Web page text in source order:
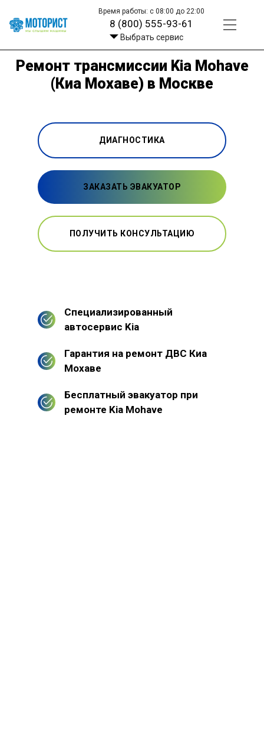
Время работы: с 08:00 до 22:00
8 (800) 555-93-61
Выбрать сервис
Ремонт трансмиссии Kia Mohave
(Киа Мохаве) в Москве
ДИАГНОСТИКА
ЗАКАЗАТЬ ЭВАКУАТОР
ПОЛУЧИТЬ КОНСУЛЬТАЦИЮ
Специализированный
автосервис Kia
Гарантия на ремонт ДВС Киа
Мохаве
Бесплатный эвакуатор при
ремонте Kia Mohave